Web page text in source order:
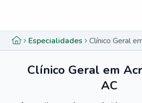
Especialidades
Clínico Geral em
AC